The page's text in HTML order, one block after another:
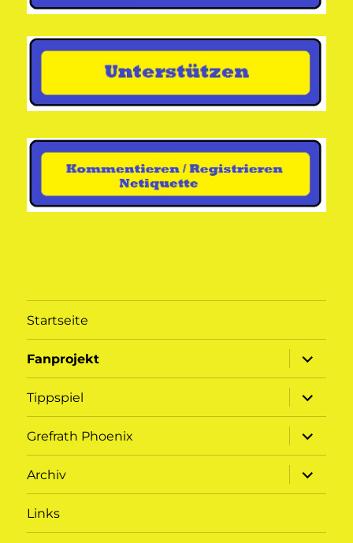
Startseite
Fanprojekt
öffnen
Tippspiel
öffnen
Grefrath Phoenix
öffnen
Archiv
öffnen
Links